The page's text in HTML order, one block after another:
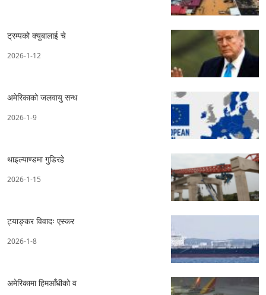
ट्रम्पको क्युबालाई चे
2026-1-12
अमेरिकाको जलवायु सन्ध
2026-1-9
थाइल्याण्डमा गुडिरहे
2026-1-15
ट्याङ्कर विवादः एस्कर
2026-1-8
अमेरिकामा हिमआँधीको व